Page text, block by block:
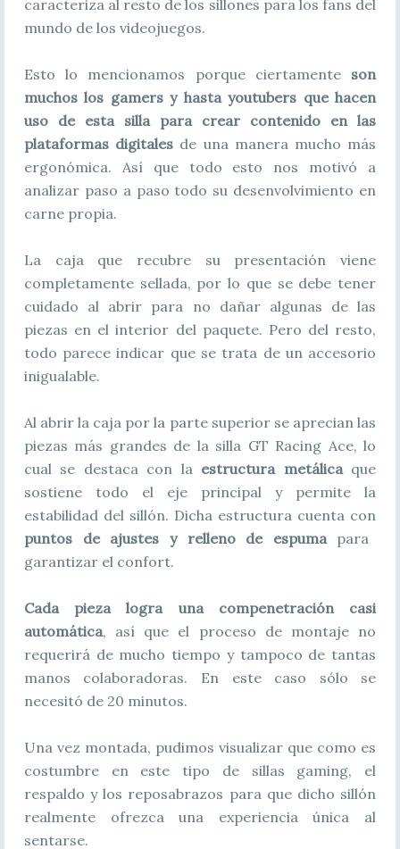
caracteriza al resto de los sillones para los fans del
mundo de los videojuegos.
Esto lo mencionamos porque ciertamente son
muchos los gamers y hasta youtubers que hacen
uso de esta silla para crear contenido en las
plataformas digitales de una manera mucho más
ergonómica. Así que todo esto nos motivó a
analizar paso a paso todo su desenvolvimiento en
carne propia.
La caja que recubre su presentación viene
completamente sellada, por lo que se debe tener
cuidado al abrir para no dañar algunas de las
piezas en el interior del paquete. Pero del resto,
todo parece indicar que se trata de un accesorio
inigualable.
Al abrir la caja por la parte superior se aprecian las
piezas más grandes de la silla GT Racing Ace, lo
cual se destaca con la estructura metálicaque
sostiene todo el eje principal y permite la
estabilidad del sillón. Dicha estructura cuenta con
puntos de ajustes y relleno de espumapara
garantizar el confort.
Cada pieza logra una compenetración casi
automática, así que el proceso de montaje no
requerirá de mucho tiempo y tampoco de tantas
manos colaboradoras. En este caso sólo se
necesitó de 20 minutos.
Una vez montada, pudimos visualizar que como es
costumbre en este tipo de sillas gaming, el
respaldo y los reposabrazos para que dicho sillón
realmente ofrezca una experiencia única al
sentarse.